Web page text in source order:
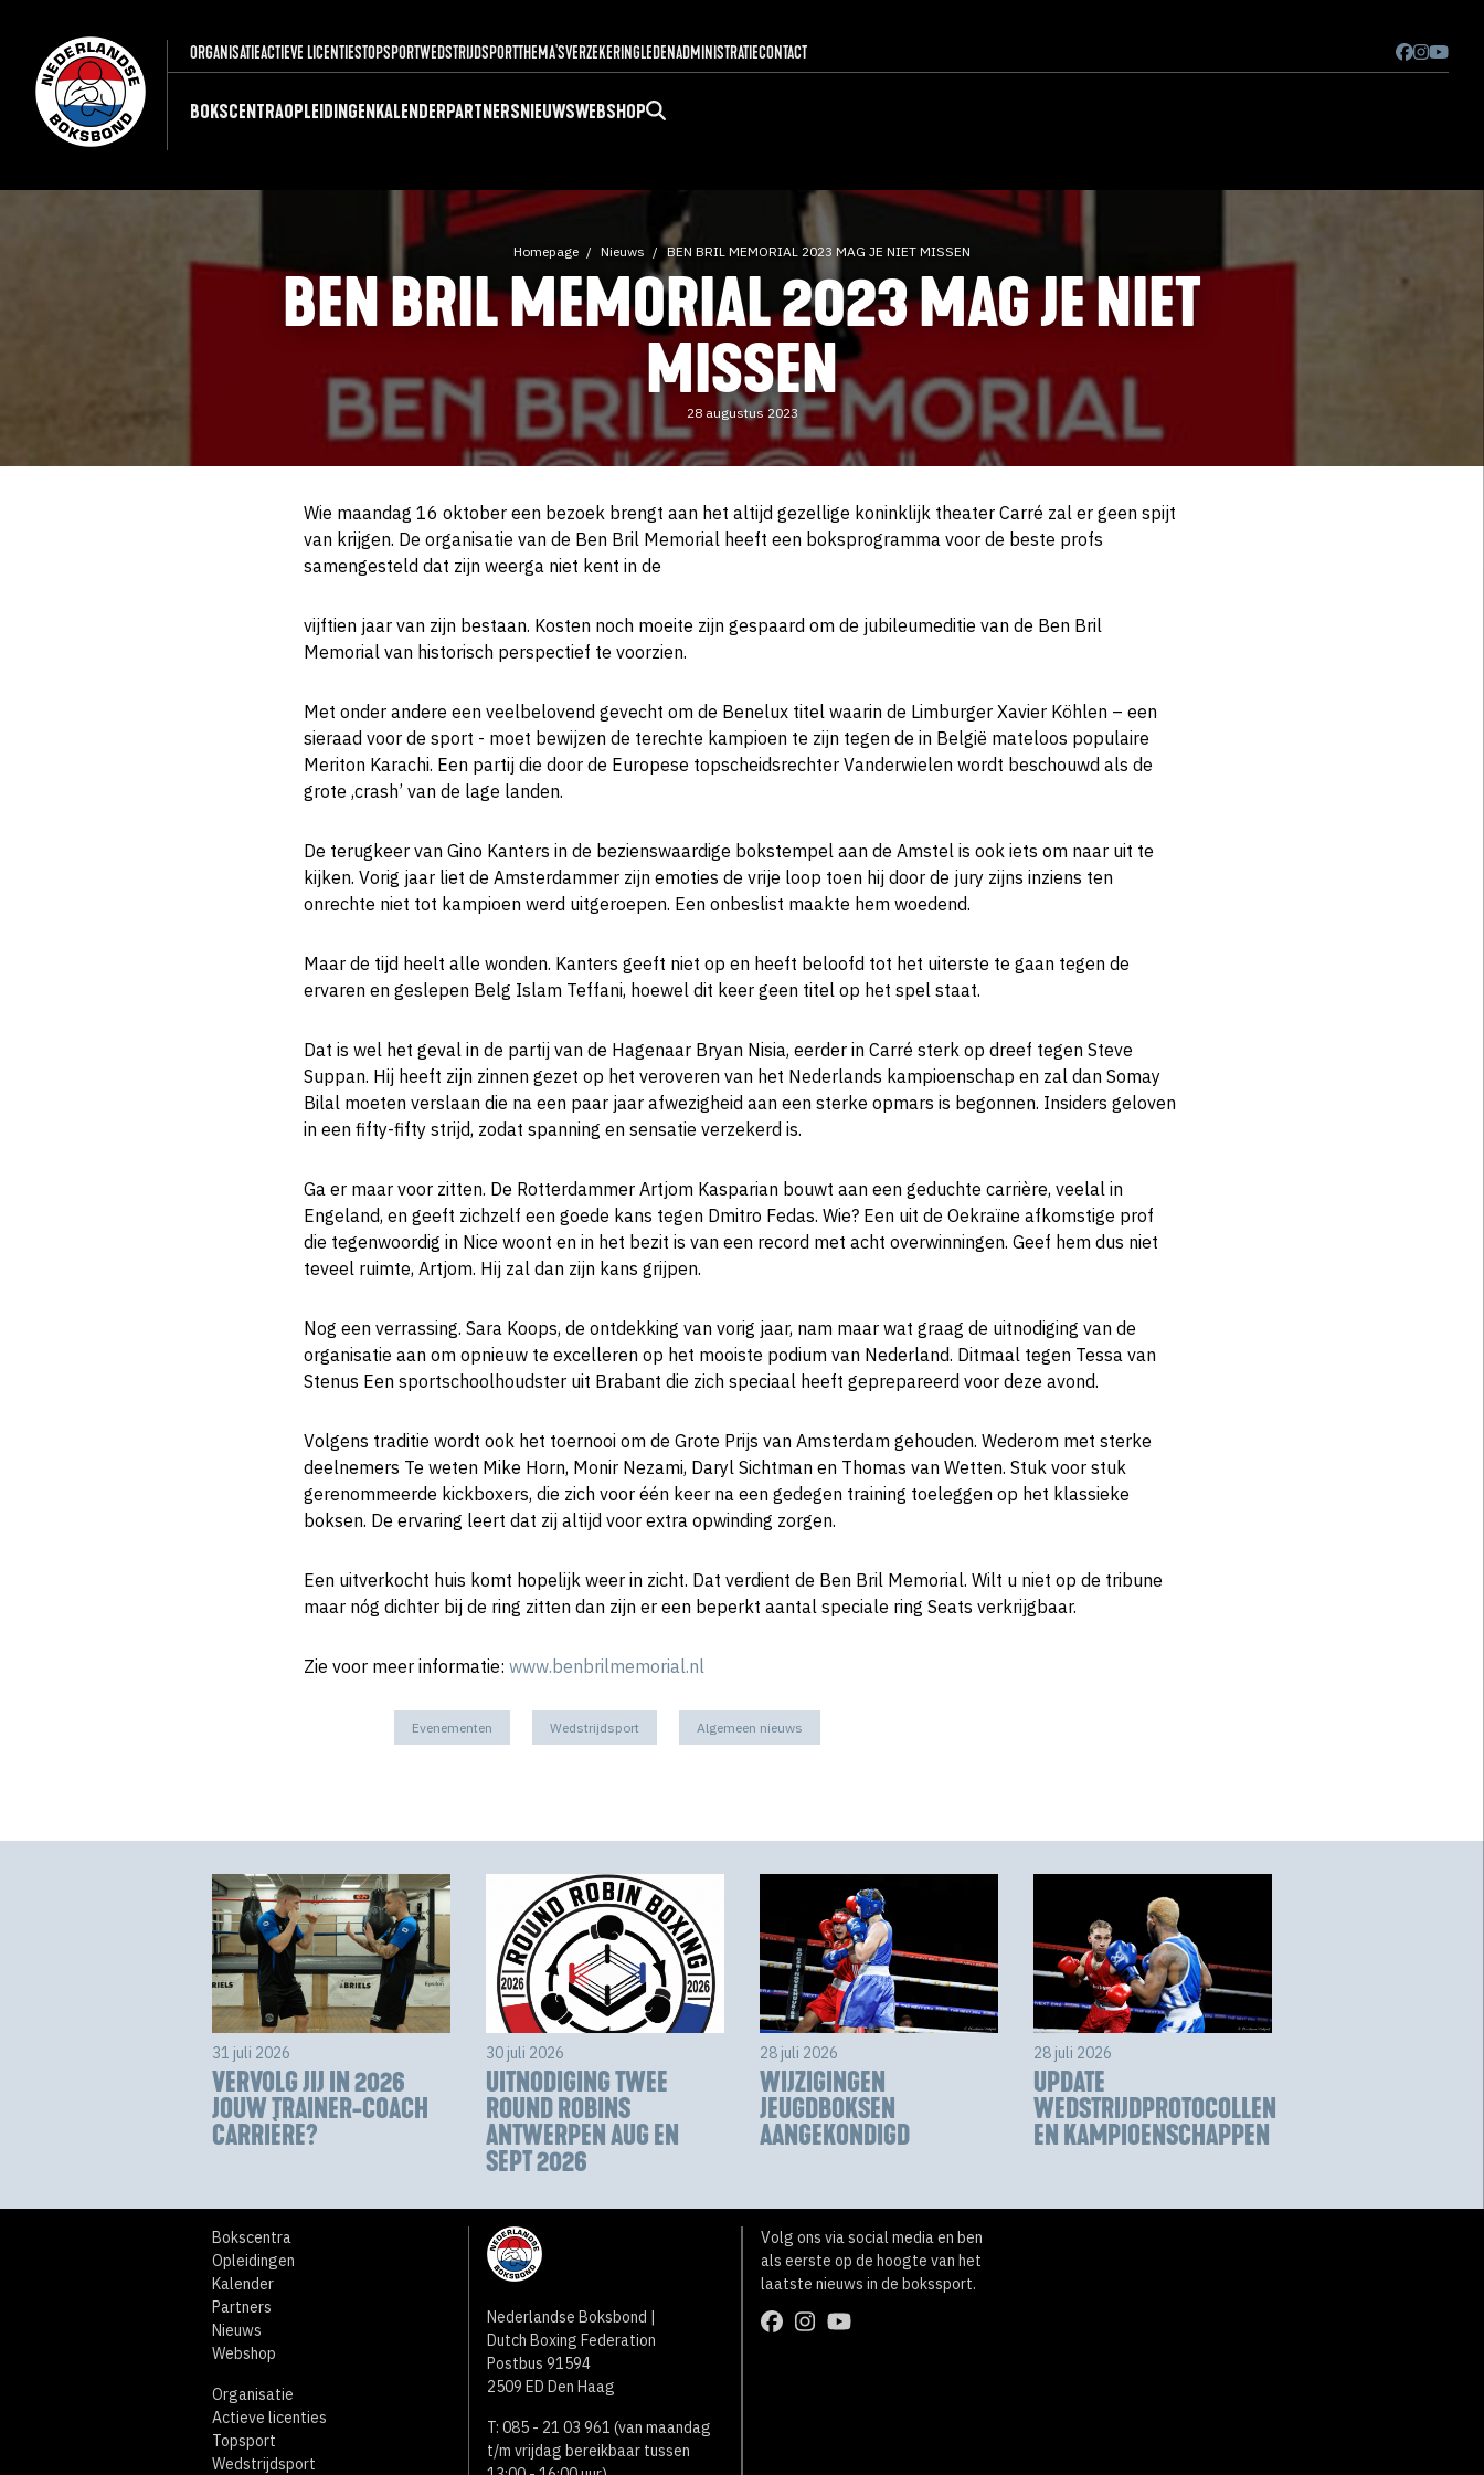
ORGANISATIEACTIEVE LICENTIESTOPSPORTWEDSTRIJDSPORTTHEMA'SVERZEKERINGLEDENADMINISTRATIECONTACT
BOKSCENTRAOPLEIDINGENKALENDERPARTNERSNIEUWSWEBSHOP
Homepage Nieuws BEN BRIL MEMORIAL 2023 MAG JE NIET MISSEN
BEN BRIL MEMORIAL 2023 MAG JE NIET
MISSEN
28 augustus 2023
Wie maandag 16 oktober een bezoek brengt aan het altijd gezellige koninklijk theater Carré zal er geen spijt
van krijgen. De organisatie van de Ben Bril Memorial heeft een boksprogramma voor de beste profs
samengesteld dat zijn weerga niet kent in de
vijftien jaar van zijn bestaan. Kosten noch moeite zijn gespaard om de jubileumeditie van de Ben Bril
Memorial van historisch perspectief te voorzien.
Met onder andere een veelbelovend gevecht om de Benelux titel waarin de Limburger Xavier Köhlen – een
sieraad voor de sport - moet bewijzen de terechte kampioen te zijn tegen de in België mateloos populaire
Meriton Karachi. Een partij die door de Europese topscheidsrechter Vanderwielen wordt beschouwd als de
grote ,crash’ van de lage landen.
De terugkeer van Gino Kanters in de bezienswaardige bokstempel aan de Amstel is ook iets om naar uit te
kijken. Vorig jaar liet de Amsterdammer zijn emoties de vrije loop toen hij door de jury zijns inziens ten
onrechte niet tot kampioen werd uitgeroepen. Een onbeslist maakte hem woedend.
Maar de tijd heelt alle wonden. Kanters geeft niet op en heeft beloofd tot het uiterste te gaan tegen de
ervaren en geslepen Belg Islam Teffani, hoewel dit keer geen titel op het spel staat.
Dat is wel het geval in de partij van de Hagenaar Bryan Nisia, eerder in Carré sterk op dreef tegen Steve
Suppan. Hij heeft zijn zinnen gezet op het veroveren van het Nederlands kampioenschap en zal dan Somay
Bilal moeten verslaan die na een paar jaar afwezigheid aan een sterke opmars is begonnen. Insiders geloven
in een fifty-fifty strijd, zodat spanning en sensatie verzekerd is.
Ga er maar voor zitten. De Rotterdammer Artjom Kasparian bouwt aan een geduchte carrière, veelal in
Engeland, en geeft zichzelf een goede kans tegen Dmitro Fedas. Wie? Een uit de Oekraïne afkomstige prof
die tegenwoordig in Nice woont en in het bezit is van een record met acht overwinningen. Geef hem dus niet
teveel ruimte, Artjom. Hij zal dan zijn kans grijpen.
Nog een verrassing. Sara Koops, de ontdekking van vorig jaar, nam maar wat graag de uitnodiging van de
organisatie aan om opnieuw te excelleren op het mooiste podium van Nederland. Ditmaal tegen Tessa van
Stenus Een sportschoolhoudster uit Brabant die zich speciaal heeft geprepareerd voor deze avond.
Volgens traditie wordt ook het toernooi om de Grote Prijs van Amsterdam gehouden. Wederom met sterke
deelnemers Te weten Mike Horn, Monir Nezami, Daryl Sichtman en Thomas van Wetten. Stuk voor stuk
gerenommeerde kickboxers, die zich voor één keer na een gedegen training toeleggen op het klassieke
boksen. De ervaring leert dat zij altijd voor extra opwinding zorgen.
Een uitverkocht huis komt hopelijk weer in zicht. Dat verdient de Ben Bril Memorial. Wilt u niet op de tribune
maar nóg dichter bij de ring zitten dan zijn er een beperkt aantal speciale ring Seats verkrijgbaar.
Zie voor meer informatie: www.benbrilmemorial.nl
Evenementen Wedstrijdsport Algemeen nieuws
31 juli 2026
VERVOLG JIJ IN 2026
JOUW TRAINER-COACH
CARRIÈRE?
30 juli 2026
UITNODIGING TWEE
ROUND ROBINS
ANTWERPEN AUG EN
SEPT 2026
28 juli 2026
WIJZIGINGEN
JEUGDBOKSEN
AANGEKONDIGD
28 juli 2026
UPDATE
WEDSTRIJDPROTOCOLLEN
EN KAMPIOENSCHAPPEN
Bokscentra
Opleidingen
Kalender
Partners
Nieuws
Webshop
Organisatie
Actieve licenties
Topsport
Wedstrijdsport
Nederlandse Boksbond |
Dutch Boxing Federation
Postbus 91594
2509 ED Den Haag
T: 085 - 21 03 961 (van maandag
t/m vrijdag bereikbaar tussen
Volg ons via social media en ben
als eerste op de hoogte van het
laatste nieuws in de bokssport.